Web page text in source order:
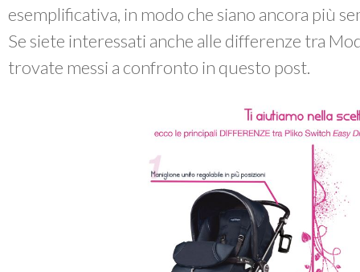
esemplificativa, in modo che siano ancora più
Se siete interessati anche alle differenze tra
trovate messi a confronto in questo post.